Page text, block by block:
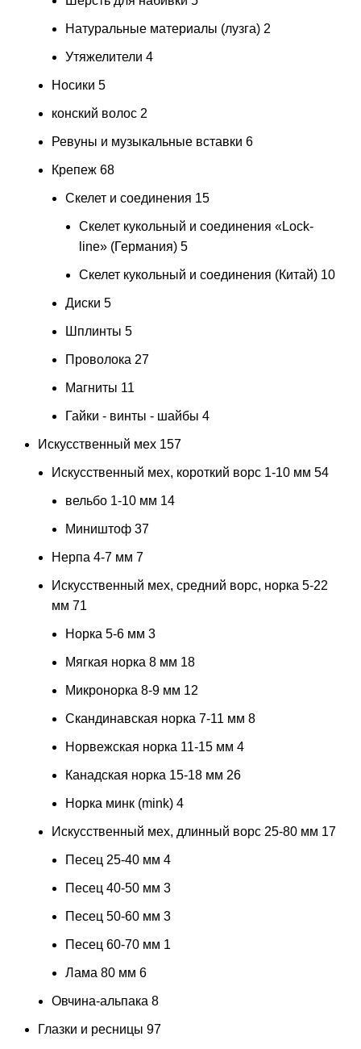
Натуральные материалы (лузга) 2
Утяжелители 4
Носики 5
конский волос 2
Ревуны и музыкальные вставки 6
Крепеж 68
Скелет и соединения 15
Скелет кукольный и соединения «Lock-
line» (Германия) 5
Скелет кукольный и соединения (Китай) 10
Диски 5
Шплинты 5
Проволока 27
Магниты 11
Гайки - винты - шайбы 4
Искусственный мех 157
Искусственный мех, короткий ворс 1-10 мм 54
вельбо 1-10 мм 14
Миништоф 37
Нерпа 4-7 мм 7
Искусственный мех, средний ворс, норка 5-22
мм 71
Норка 5-6 мм 3
Мягкая норка 8 мм 18
Микронорка 8-9 мм 12
Скандинавская норка 7-11 мм 8
Норвежская норка 11-15 мм 4
Канадская норка 15-18 мм 26
Норка минк (mink) 4
Искусственный мех, длинный ворс 25-80 мм 17
Песец 25-40 мм 4
Песец 40-50 мм 3
Песец 50-60 мм 3
Песец 60-70 мм 1
Лама 80 мм 6
Овчина-альпака 8
Глазки и ресницы 97